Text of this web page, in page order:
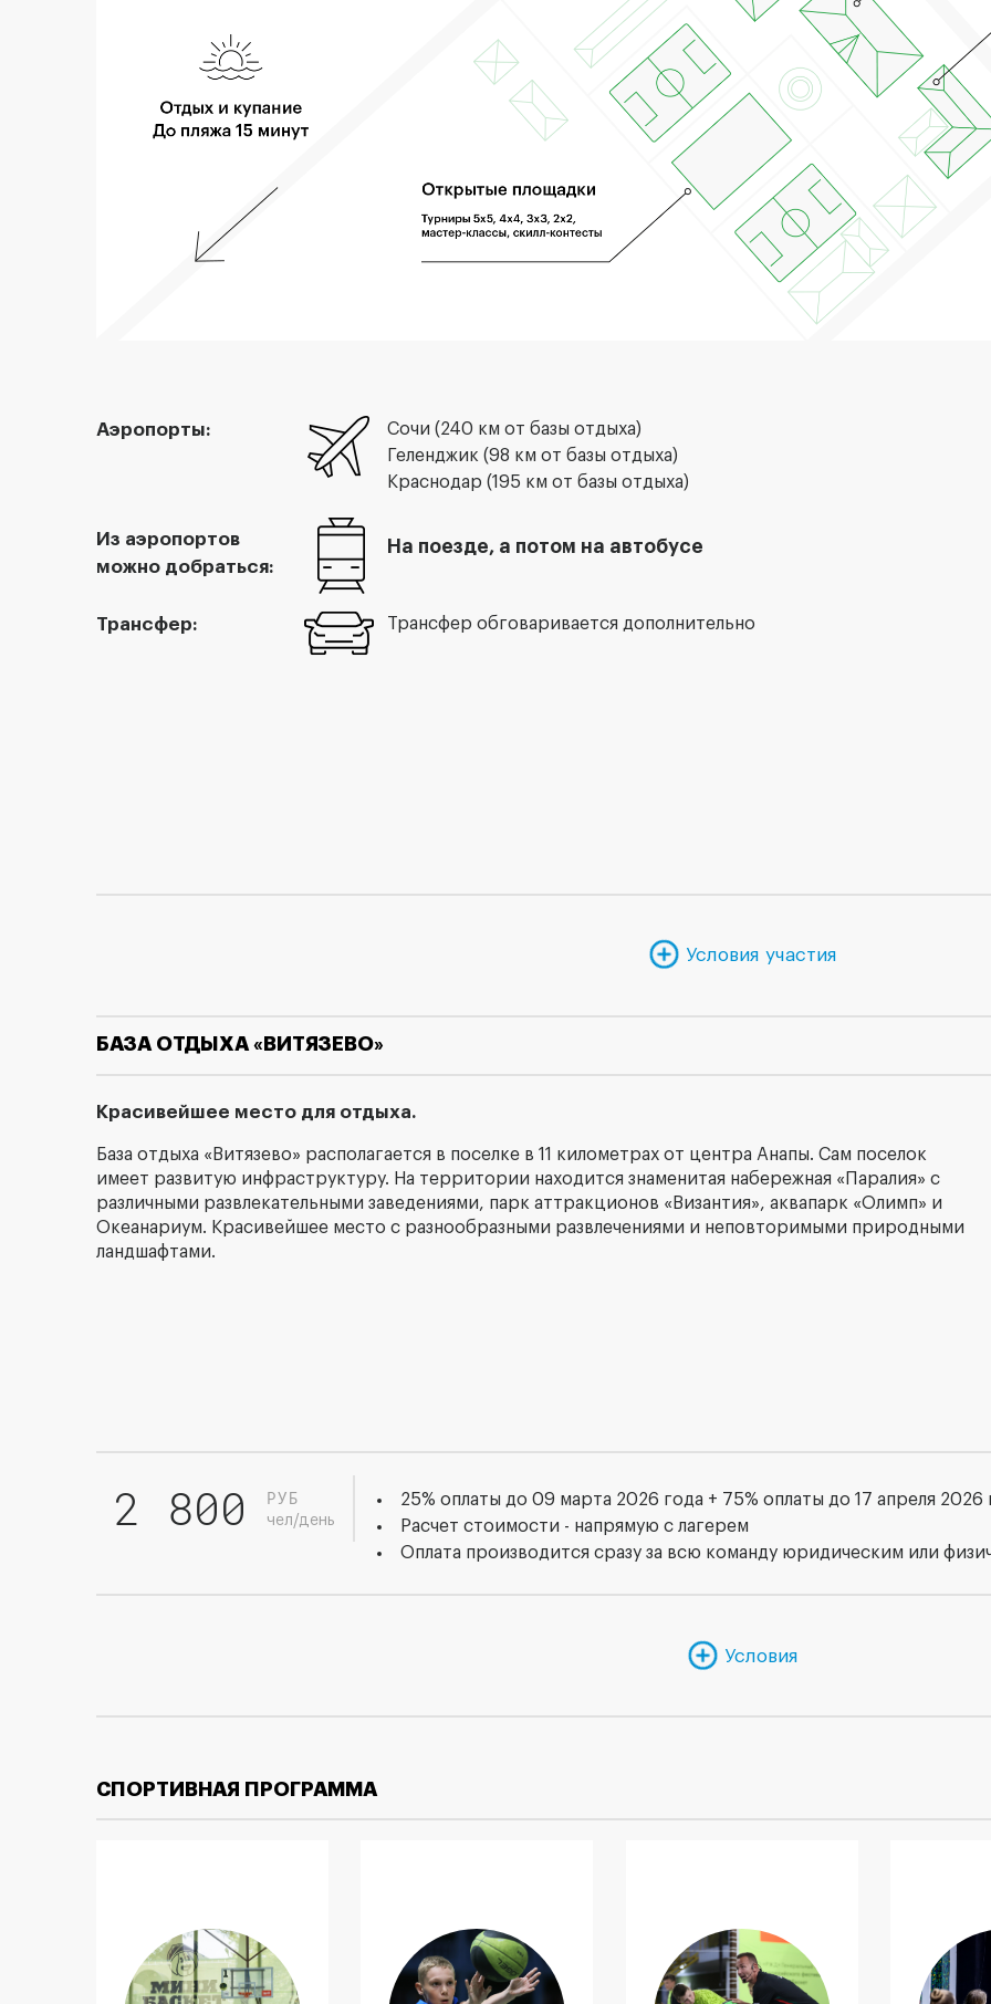
Аэропорты:
Сочи (240 км от базы отдыха)
Геленджик (98 км от базы отдыха)
Краснодар (195 км от базы отдыха)
Из аэропортов
можно добраться:
На поезде, а потом на автобусе
Трансфер: Трансфер обговаривается дополнительно
Условия участия
БАЗА ОТДЫХА «ВИТЯЗЕВО»
Красивейшее место для отдыха.
База отдыха «Витязево» располагается в поселке в 11 километрах от центра Анапы. Сам поселок
имеет развитую инфраструктуру. На территории находится знаменитая набережная «Паралия» с
различными развлекательными заведениями, парк аттракционов «Византия», аквапарк «Олимп» и
Океанариум. Красивейшее место с разнообразными развлечениями и неповторимыми природными
ландшафтами.
2 800 РУБ
чел/день
25% оплаты до 09 марта 2026 года + 75% оплаты до 17 апреля 2026
Расчет стоимости - напрямую с лагерем
Оплата производится сразу за всю команду юридическим или
Условия
СПОРТИВНАЯ ПРОГРАММА
Организация и
инфраструктура
Тестирование Мастер-классы